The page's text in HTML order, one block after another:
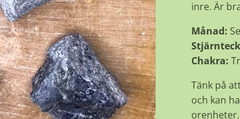
inre. Är
Månad:
Chakra:
Tänk på
och kan